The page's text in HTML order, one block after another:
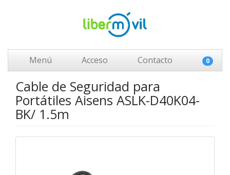
Menú Acceso Contacto 0
Cable de Seguridad para
Portátiles Aisens ASLK-D40K04-
BK/ 1.5m